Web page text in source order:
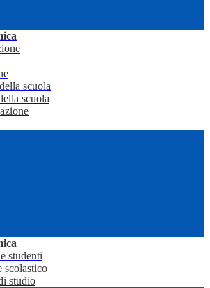
scuola
scuola
studenti
scolastico
studio